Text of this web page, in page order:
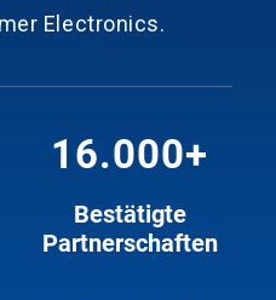
Electronics.
16.000+
Bestätigte
Partnerschaften